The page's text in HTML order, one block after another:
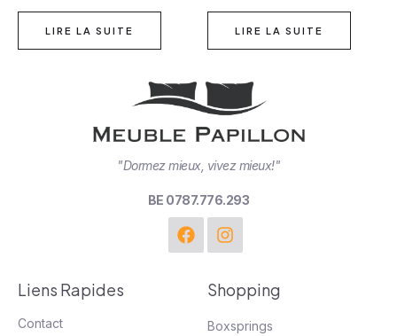
LIRE LA SUITE LIRE LA SUITE
"Dormez mieux, vivez mieux!"
BE 0787.776.293
Liens Rapides
Contact
Shopping
Boxsprings